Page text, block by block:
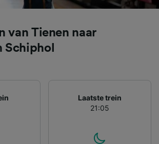
van Tienen naar
Schiphol
Laatste trein
21:05
je niet te volgen.
doeleinden:
gebruiken. De
actief scannen ter
doelgroepenonderzoek en
van diensten.